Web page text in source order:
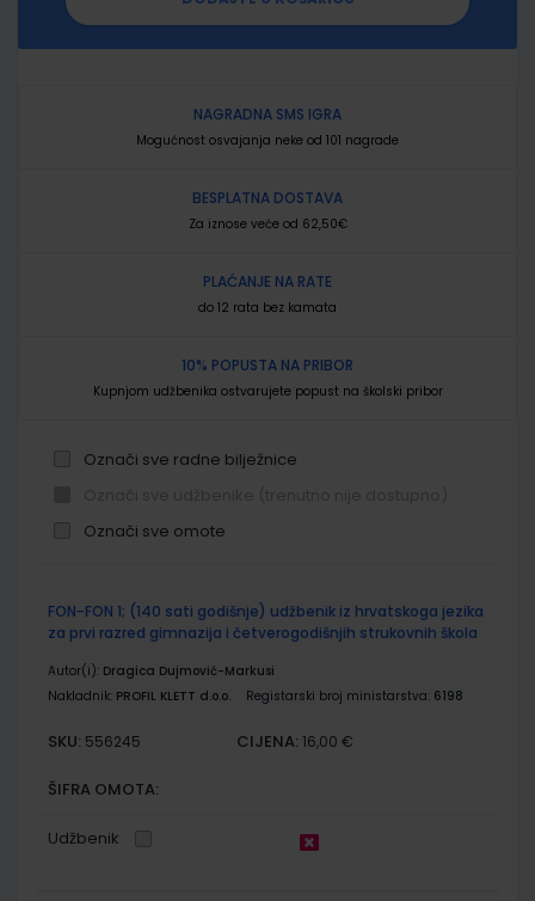
NAGRADNA SMS IGRA
Mogućnost osvajanja neke od 101 nagrade
BESPLATNA DOSTAVA
Za iznose veće od 62,50€
PLAĆANJE NA RATE
do 12 rata bez kamata
10% POPUSTA NA PRIBOR
Kupnjom udžbenika ostvarujete popust na školski pribor
Označi sve radne bilježnice
Označi sve omote
proizvodi
FON-FON 1; (140 sati godišnje) udžbenik iz hrvatskoga jezika
za prvi razred gimnazija i četverogodišnjih strukovnih škola
Autor(i): Dragica Dujmović-Markusi
Nakladnik: PROFIL KLETT d.o.o. Registarski broj ministarstva: 6198
SKU: 556245 CIJENA: 16,00 €
ŠIFRA OMOTA:
Udžbenik